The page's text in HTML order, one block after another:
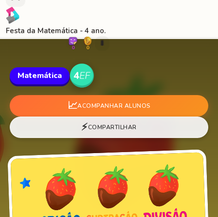
Festa da Matemática - 4 ano.
0 0 🐛
Matemática
📈ACOMPANHAR ALUNOS
⚡COMPARTILHAR